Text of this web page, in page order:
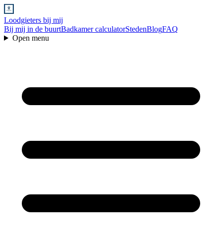
Loodgieters bij mij
Bij mij in de buurtBadkamer calculatorStedenBlogFAQ
Open menu